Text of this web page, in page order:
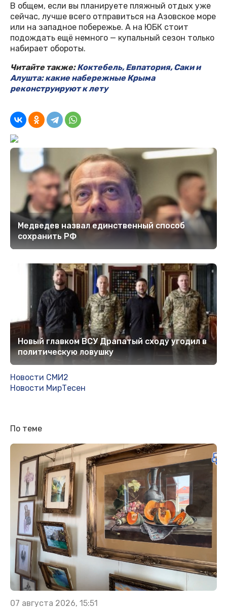
В общем, если вы планируете пляжный отдых уже
сейчас, лучше всего отправиться на Азовское море
или на западное побережье. А на ЮБК стоит
подождать ещё немного — купальный сезон только
набирает обороты.
Читайте также:Коктебель, Евпатория, Саки и
Алушта: какие набережные Крыма
реконструируют к лету
Медведев назвал единственный способ
сохранить РФ
Новый главком ВСУ Драпатый сходу угодил в
политическую ловушку
Новости СМИ2
Новости МирТесен
По теме
07 августа 2026, 15:51